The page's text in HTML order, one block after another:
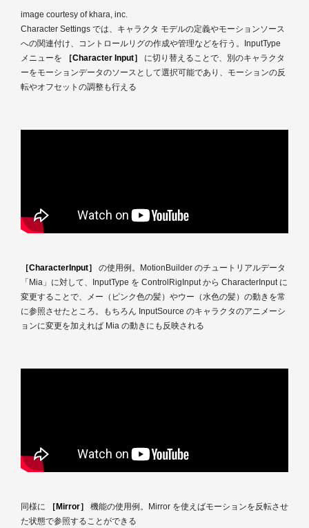
image courtesy of khara, inc.
Character Settings では、キャラクタ モデルの定義やモーションソース
への関連付け、コントロールリグの作成や管理などを行う。InputType
メニューを
［Character Input］
に切り替えることで、別のキャラクタ
ーをモーションデータのソースとして選択可能であり、モーションの反
転やオフセットの調整も行える
［CharacterInput］
の使用例。MotionBuilder のチュートリアルデータ
「Mia」に対して、InputType を ControlRigInput から CharacterInput に
変更することで、メー（ピンク色の髪）やウー（水色の髪）の動きを常
に参照させたところ。もちろん InputSource のキャラクタのアニメーシ
ョンに変更を加えれば Mia の動きにも反映される
同様に ［Mirror］
機能の使用例。Mirror を使えばモーションを反転させ
た状態で参照することができる